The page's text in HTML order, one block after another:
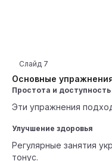
Основные
Слайд 7
Простота и доступность
Эти упражнения
Улучшение здоровья
Регулярные занятия
тонус.